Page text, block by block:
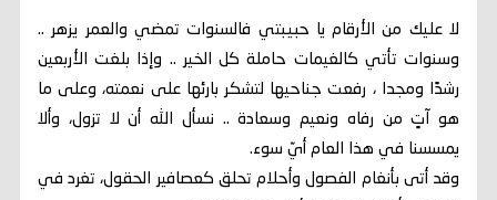
لا عليك من الأرقام يا حبيبتي فالسنوات تمضي والعمر يزهر ..
وسنوات تأتي كالغيمات حاملة كل الخير .. وإذا بلغت الأربعين
رشدًا ومجدا ، رفعت جناحيها لتشكر بارئها على نعمته، وعلى ما
هو آتٍ من رفاه ونعيم وسعادة .. نسأل الله أن لا تزول، وألا
يمسسنا في هذا العام أيّ سوء.
وقد أتى بأنغام الفصول وأحلام تحلق كعصافير الحقول، تغرد في